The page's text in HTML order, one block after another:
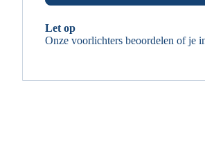
Let op
Onze voorlichters beoordelen of je